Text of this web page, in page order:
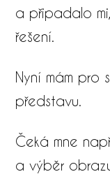
a připadalo
řešení.
Nyní mám pro
představu.
Čeká mne
a výběr